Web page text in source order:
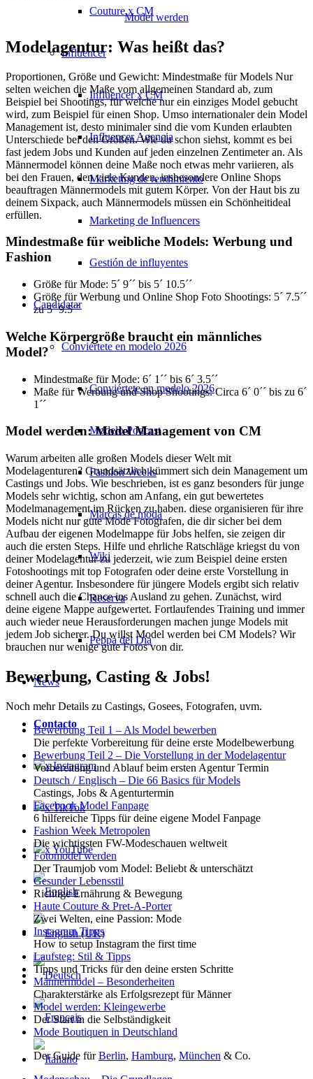
Couture x CM
Influencer
Influencer x CM
Influencer Agencia
Marketing de rendimiento
Marketing de Influencers
Gestión de influyentes
Candidatar
Conviértete en modelo 2026
Conviértete en modelo 2026
Modelo Podcast
Fashion Weeks
Marcas de moda
Wiki
Reserva
Peppa del Día
News
Contacto
x Instagram
x TikTok
x YouTube
Model werden
Modelagentur: Was heißt das?
Proportionen, Größe und Gewicht: Mindestmaße für Models Nur
selten weichen die Maße vom allgemeinen Standard ab, zum
Beispiel bei Shootings, für welche nur ein einziges Model gebucht
wird, zum Beispiel für einen Shop. Umso internationaler dein Model
Management ist, desto minimaler sind die vom Kunden erlaubten
Unterschiede bei den Größen. Wie du schon siehst, kommt es bei
fast jedem Jobs und Kunden auf jeden einzelnen Zentimeter an. Als
Männermodel können deine Maße noch etwas mehr variieren, als
bei den Frauen, den viele Kunden, insbesondere Online Shops
beauftragen Männermodels mit gutem Körper. Von der Haut bis zu
deinem Sixpack, auch Männermodels müssen ein Schönheitideal
erfüllen.
Mindestmaße für weibliche Models: Werbung und
Fashion
Größe für Mode: 5´ 9´´ bis 5´ 10.5´´
Größe für Werbung und Online Shop Foto Shootings: 5´ 7.5´´
zu 5´ 9.5´´
Welche Körpergröße braucht ein männliches
Model?
Mindestmaße für Mode: 6´ 1´´ bis 6´ 3.5´´
Maße für Werbung und Shop Shootings: Circa 6´ 0´´ bis zu 6´
1´´
Model werden: Model Management von CM
Warum arbeiten alle großen Models dieser Welt mit
Modelagenturen? Grundsätzlich kümmert sich dein Management um
Castings und Jobs. Wie beschrieben, ist es ganz besonders für junge
Models sehr wichtig, schon am Anfang, ein gut bewertetes
Modelmanagement im Rücken zu haben. diese organisieren für ihre
Models nicht nur gute Mode Fotografen, die dir sicher bei dem
Aufbau der eigenen Modelmappe für Jobs helfen, sie zeigen dir
auch die ersten Steps. Hilfe und ehrliche Ratschläge kriegst du von
deiner Modelagentur zu jederzeit, wie zum Beispiel deine ersten
Fotoshootings mit top Fotografen oder deine erste Vorstellung in
deiner Agentur. Insbesondere für jüngere Models ergibt sich relativ
schnell auch die Chance ins Ausland zu gehen. Zunächst, wird
deine eigene Mappe aufgewertet. Fortlaufendes Training und immer
auch wieder neue Herausforderungen machen junge Models mit
jedem Job sicherer. Du willst Model werden bei CM Models? Wir
brauchen nur wenige gute Fotos von dir.
Bewerbung, Casting & Jobs!
Noch mehr Details zu Castings, Gosees, Fotografen, uvm.
Bewerbung Teil 1 – Als Model bewerben
Die perfekte Vorbereitung für deine erste Modelbewerbung
Bewerbung Teil 2 – Die Vorstellung in der Modelagentur
Vorbereitung und Ablauf beim ersten Agentur Termin
Deutsch / Englisch – Die 66 Basics für Models
Castings, Jobs & Agenturtermin
Facebook Model Fanpage
6 hilfereiche Tipps für deine eigene Model Fanpage
Fashion Week Metropolen
Die wichtigsten FW-Modeschauen weltweit
Fotomodel werden
Der Traumjob vom Model: Beliebt & unterschätzt
Gesunder Lebensstil
Richtige Ernährung & Bewegung
Haute Couture & Pret-A-Porter
Zwei Welten, eine Passion: Mode
Instagram Tipps
How to setup Instagram the first time
Laufsteg: Stil & Tipps
Tipps und Tricks für den deine ersten Schritte
Männermodel – Besonderheiten
Charakterstärke als Erfolgsrezept für Männer
Model werden: Kleingewerbe
Der Start in die Selbständigkeit
Mode Boutiquen in Deutschland
Der Guide fürBerlin, Hamburg, München & Co.